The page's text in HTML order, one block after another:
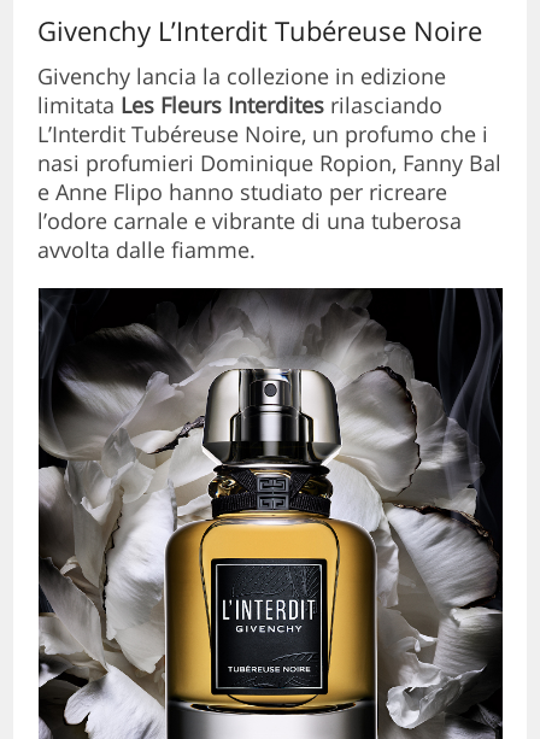
Givenchy L’Interdit Tubéreuse Noire
Givenchy lancia la collezione in edizione
limitata Les Fleurs Interdites rilasciando
L’Interdit Tubéreuse Noire, un profumo che i
nasi profumieri Dominique Ropion, Fanny Bal
e Anne Flipo hanno studiato per ricreare
l’odore carnale e vibrante di una tuberosa
avvolta dalle fiamme.